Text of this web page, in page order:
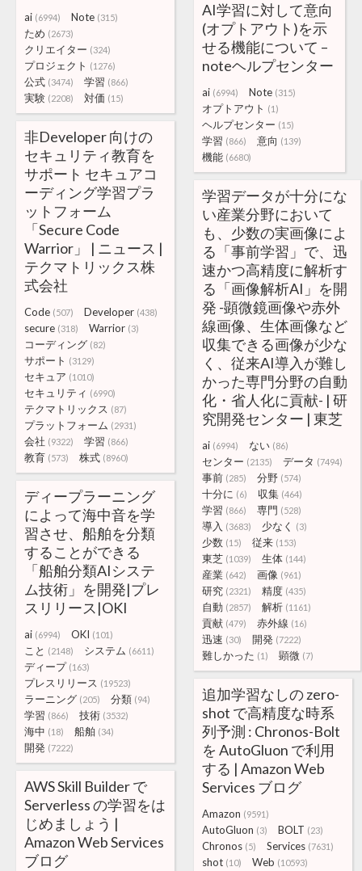
ai (6994) Note (315)
ため (2673)
クリエイター (324)
プロジェクト (1276)
公式 (3474) 学習 (866)
実験 (2208) 対価 (15)
AI学習に対して意向
(オプトアウト)を示
せる機能について –
noteヘルプセンター
ai (6994) Note (315)
オプトアウト (1)
ヘルプセンター (15)
学習 (866) 意向 (139)
機能 (6680)
非Developer 向けの
セキュリティ教育を
サポート セキュアコ
ーディング学習プラ
ットフォーム
「Secure Code
Warrior」 | ニュース |
テクマトリックス株
式会社
Code (507) Developer (438)
secure (318) Warrior (3)
コーディング (82)
サポート (3129)
セキュア (1010)
セキュリティ (6990)
テクマトリックス (87)
プラットフォーム (2931)
会社 (9322) 学習 (866)
教育 (573) 株式 (8960)
学習データが十分にな
い産業分野において
も、少数の実画像によ
る「事前学習」で、迅
速かつ高精度に解析す
る「画像解析AI」を開
発 -顕微鏡画像や赤外
線画像、生体画像など
収集できる画像が少な
く、従来AI導入が難し
かった専門分野の自動
化・省人化に貢献- | 研
究開発センター | 東芝
ai (6994) ない (86)
センター (2135) データ (7494)
事前 (285) 分野 (574)
十分に (6) 収集 (464)
学習 (866) 専門 (528)
導入 (3683) 少なく (3)
少数 (15) 従来 (153)
東芝 (1039) 生体 (144)
産業 (642) 画像 (961)
研究 (2321) 精度 (435)
自動 (2857) 解析 (1161)
貢献 (479) 赤外線 (16)
迅速 (30) 開発 (7222)
難しかった (1) 顕微 (7)
ディープラーニング
によって海中音を学
習させ、船舶を分類
することができる
「船舶分類AIシステ
ム技術」を開発|プレ
スリリース|OKI
ai (6994) OKI (101)
こと (2148) システム (6611)
ディープ (163)
プレスリリース (19523)
ラーニング (205) 分類 (94)
学習 (866) 技術 (3532)
海中 (18) 船舶 (34)
開発 (7222)
追加学習なしの zero-
shot で高精度な時系
列予測 : Chronos-Bolt
を AutoGluon で利用
する | Amazon Web
Services ブログ
Amazon (9591)
AutoGluon (3) BOLT (23)
Chronos (5) Services (7631)
shot (10) Web (10593)
AWS Skill Builder で
Serverless の学習をは
じめましょう |
Amazon Web Services
ブログ